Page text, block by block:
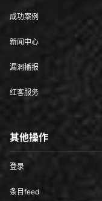
成功案例
新闻中心
漏洞播报
红客服务
其他操作
登录
条目feed